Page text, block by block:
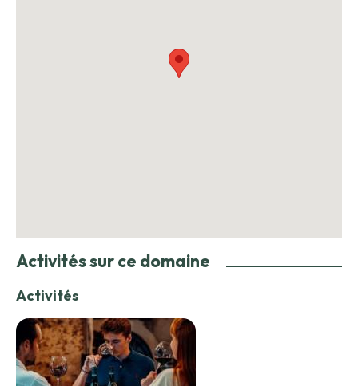
Activités sur ce domaine
Activités